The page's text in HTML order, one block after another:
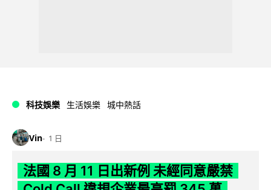
科技娛樂 生活娛樂 城中熱話
Vin 1 日
法國 8 月 11 日出新例 未經同意嚴禁